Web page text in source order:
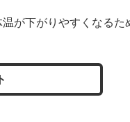
が下がりやすくなるた